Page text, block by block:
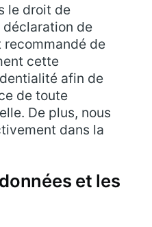
le droit de
de
de
cette
afin de
de toute
De plus, nous
dans la
et les